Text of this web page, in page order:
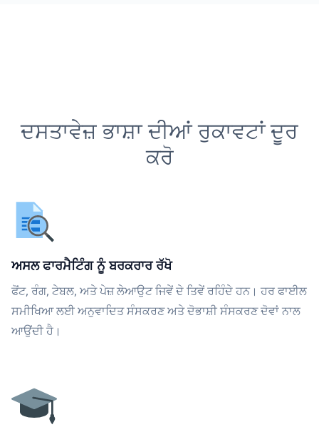
ਦਸਤਾਵੇਜ਼ ਭਾਸ਼ਾ ਦੀਆਂ ਰੁਕਾਵਟਾਂ ਦੂਰ
ਕਰੋ
ਅਸਲ ਫਾਰਮੈਟਿੰਗ ਨੂੰ ਬਰਕਰਾਰ ਰੱਖੋ
ਫੋਂਟ, ਰੰਗ, ਟੇਬਲ, ਅਤੇ ਪੇਜ਼ ਲੇਆਉਟ ਜਿਵੇਂ ਦੇ ਤਿਵੇਂ ਰਹਿੰਦੇ ਹਨ। ਹਰ ਫਾਈਲ
ਸਮੀਖਿਆ ਲਈ ਅਨੁਵਾਦਿਤ ਸੰਸਕਰਣ ਅਤੇ ਦੋਭਾਸ਼ੀ ਸੰਸਕਰਣ ਦੋਵਾਂ ਨਾਲ
ਆਉਂਦੀ ਹੈ।